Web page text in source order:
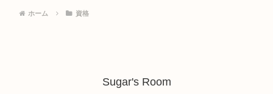
ホーム 資格
Sugar's Room